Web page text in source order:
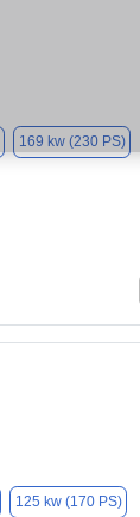
169 kw (230 PS)
125 kw (170 PS)